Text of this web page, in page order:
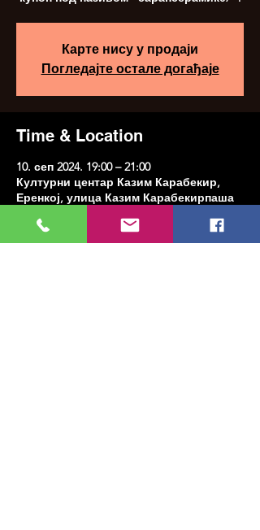
Карте нису у продаји
Погледајте остале догађаје
Time & Location
10. сеп 2024. 19:00 – 21:00
Културни центар Казим Карабекир,
Еренкој, улица Казим Карабекирпаша
Туркиие